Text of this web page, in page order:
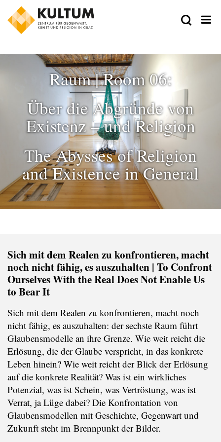
Raum | Room 06:
Über die Abgründe von
Existenz – und Religion
The Abysses of Religion
and Existence in General
Sich mit dem Realen zu konfrontieren, macht
noch nicht fähig, es auszuhalten | To Confront
Ourselves With the Real Does Not Enable Us
to Bear It
Sich mit dem Realen zu konfrontieren, macht noch
nicht fähig, es auszuhalten: der sechste Raum führt
Glaubensmodelle an ihre Grenze. Wie weit reicht die
Erlösung, die der Glaube verspricht, in das konkrete
Leben hinein? Wie weit reicht der Blick der Erlösung
auf die konkrete Realität? Was ist ein wirkliches
Potenzial, was ist Schein, was Vertröstung, was ist
Verrat, ja Lüge dabei? Die Konfrontation von
Glaubensmodellen mit Geschichte, Gegenwart und
Zukunft steht im Brennpunkt der Bilder.